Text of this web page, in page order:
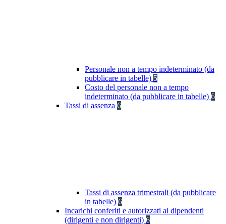
Personale non a tempo indeterminato (da
pubblicare in tabelle) 5
Costo del personale non a tempo
indeterminato (da pubblicare in tabelle) 6
Tassi di assenza 6
Tassi di assenza trimestrali (da pubblicare
in tabelle) 6
Incarichi conferiti e autorizzati ai dipendenti
(dirigenti e non dirigenti) 6